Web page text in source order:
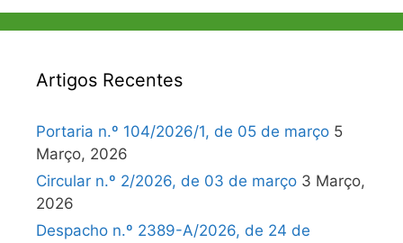
Artigos Recentes
Portaria n.º 104/2026/1, de 05 de março 5
Março, 2026
Circular n.º 2/2026, de 03 de março 3 Março,
2026
Despacho n.º 2389-A/2026, de 24 de